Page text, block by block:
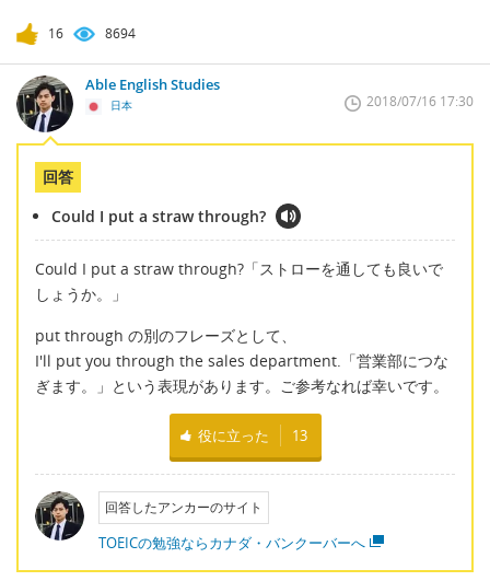
16 8694
Able English Studies
日本 2018/07/16 17:30
回答
Could I put a straw through?
Could I put a straw through?「ストローを通しても良いで
しょうか。」
put through の別のフレーズとして、
I'll put you through the sales department.「営業部につな
ぎます。」という表現があります。ご参考なれば幸いです。
役に立った 13
回答したアンカーのサイト
TOEICの勉強ならカナダ・バンクーバーへ